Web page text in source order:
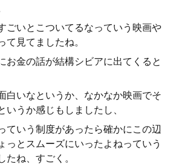
ごいとこついてるなっていう映画や
て見てましたね。
お金の話が結構シビアに出てくると
白いなというか、なかなか映画でそ
いうか感じもしましたし、
ていう制度があったら確かにこの辺
っとスムーズにいったよねっていう
たね、すごく。